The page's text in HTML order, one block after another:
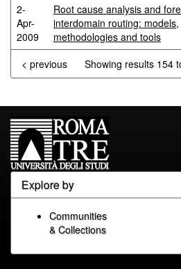
2-
Apr-
2009
Root cause analysis and
interdomain routing: models,
methodologies and tools
Showing results 154
< previous
Explore by
Communities
& Collections